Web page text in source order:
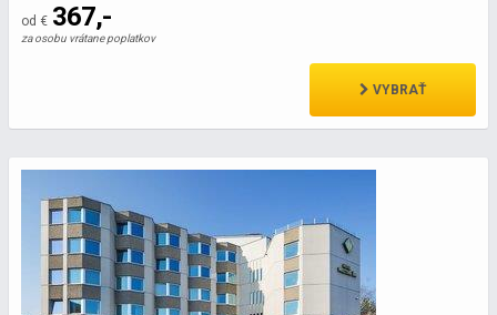
od € 367,-
za osobu vrátane poplatkov
VYBRAŤ